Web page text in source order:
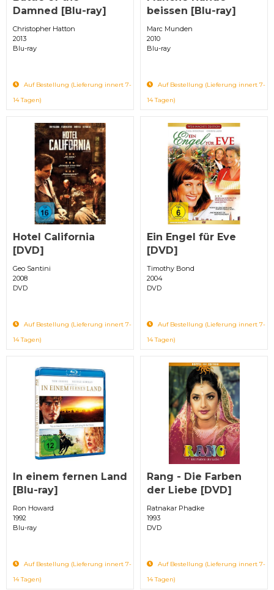
Damned [Blu-ray]
Christopher Hatton
2013
Blu-ray
Auf Bestellung (Lieferung innert 7-
14 Tagen)
beissen [Blu-ray]
Marc Munden
2010
Blu-ray
Auf Bestellung (Lieferung innert 7-
14 Tagen)
Hotel California
[DVD]
Geo Santini
2008
DVD
Auf Bestellung (Lieferung innert 7-
14 Tagen)
Ein Engel für Eve
[DVD]
Timothy Bond
2004
DVD
Auf Bestellung (Lieferung innert 7-
14 Tagen)
In einem fernen Land
[Blu-ray]
Ron Howard
1992
Blu-ray
Auf Bestellung (Lieferung innert 7-
14 Tagen)
Rang - Die Farben
der Liebe [DVD]
Ratnakar Phadke
1993
DVD
Auf Bestellung (Lieferung innert 7-
14 Tagen)